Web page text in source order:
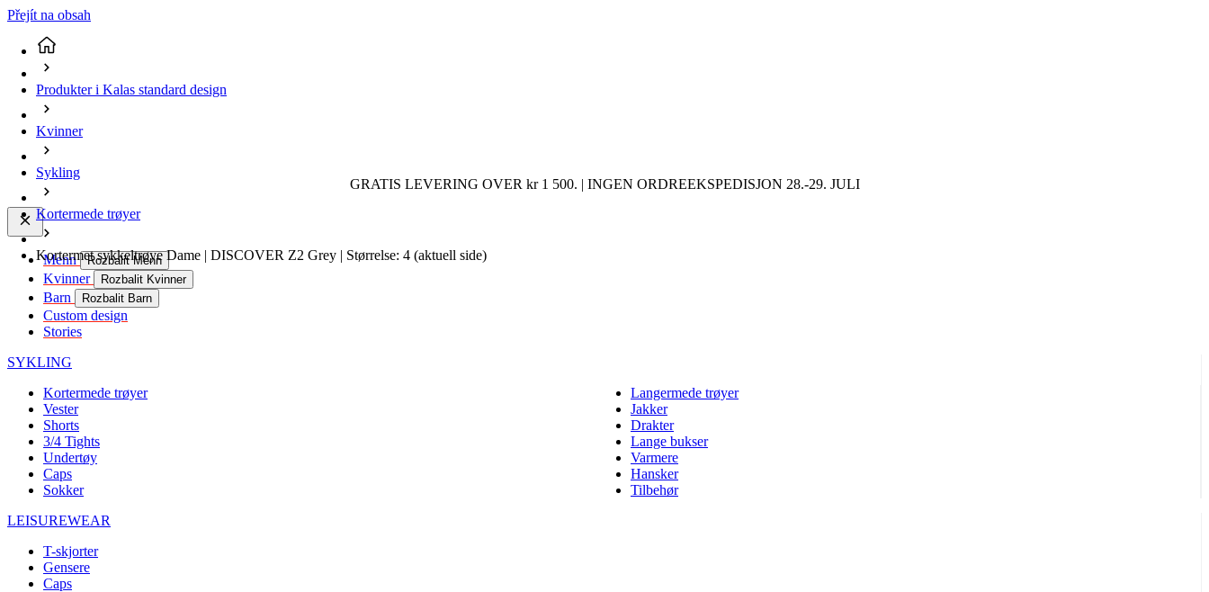
Přejít na obsah
GRATIS LEVERING OVER kr 1 500. | INGEN ORDREEKSPEDISJON 28.-29. JULI
Menn Rozbalit Menn
Kvinner Rozbalit Kvinner
Barn Rozbalit Barn
Custom design
Stories
SYKLING
Kortermede trøyer
Langermede trøyer
Vester
Jakker
Shorts
Drakter
3/4 Tights
Lange bukser
Undertøy
Varmere
Caps
Hansker
Sokker
Tilbehør
LEISUREWEAR
T-skjorter
Gensere
Caps
Produkter i Kalas standard design
Kvinner
Sykling
Kortermede trøyer
Kortermet sykkeltrøye Dame | DISCOVER Z2 Grey | Størrelse: 4 (aktuell side)